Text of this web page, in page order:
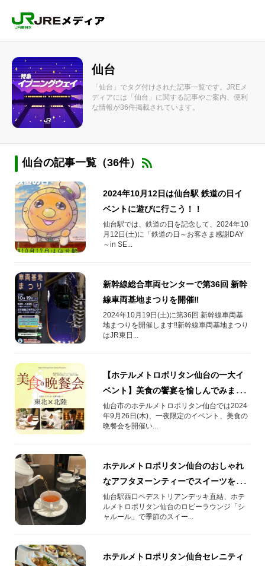
仙台
「仙台」でタグ付けされた記事一覧です。JREメ
ディアには「仙台」に関する記事やご案内、便利
な情報が36件掲載されています。
仙台の記事一覧（36件）
2024年10月12日は仙台駅 鉄道の日イ
ベントに遊びに行こう！！
仙台駅では、鉄道の日を記念して、2024年10
月12日(土)に「鉄道の日～お客さま感謝DAY
～in SE...
新幹線総合車両センターで第36回 新幹
線車両基地まつりを開催‼
2024年10月19日(土)に第36回 新幹線車両基
地まつりを開催します‼新幹線車両基地まつり
はJR東日...
【ホテルメトロポリタン仙台の一大イ
ベント】美食の饗宴を愉しんでみませ
んか？
仙台市のホテルメトロポリタン仙台では2024
年9月26日(木)、一夜限定のイベント、美食の
晩餐会を開催い...
ホテルメトロポリタン仙台のおしゃれ
なアフタヌーンティーでスイーツを楽
しもう
仙台駅西口ペデストリアンデッキ直結、ホテ
ルメトロポリタン仙台のロビーラウンジ「シ
ャルール」で季節のスイー...
ホテルメトロポリタン仙台セレニティ